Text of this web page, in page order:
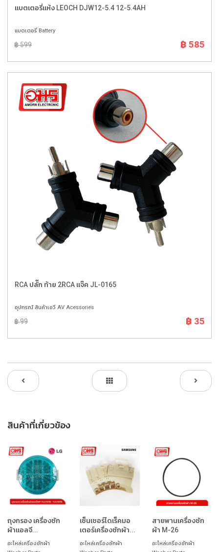
แบตเตอรี่แห้ง LEOCH DJW12-5.4 12-5.4AH
แบตเตอรี่ Battery
฿ 599 ฿ 585
RCA ปลั๊ก ท้าย 2RCA แจ๊ค JL-0165
อุปกรณ์ สินค้าเอวี AV Acessories
฿ 99 ฿ 35
สินค้าที่เกี่ยวข้อง
ถุงกรอง เครื่องซัก
ผ้าแอลจี...
อะไหล่เครื่องซักผ้า
เซ็นเซอร์ไดเร็คมอ
เตอร์เครื่องซักผ้า...
อะไหล่เครื่องซักผ้า
สายพานเครื่องซัก
ผ้า M-26
อะไหล่เครื่องซักผ้า